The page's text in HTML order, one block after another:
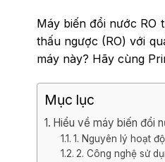
Máy biến đổi nước RO
thấu ngược (RO) với
máy này? Hãy cùng
Mục lục
Hiểu về máy biến đổi
1. Nguyên lý hoạt
2. Công nghệ sử